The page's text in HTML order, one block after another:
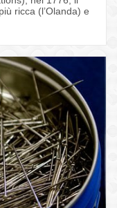
ricca (l’Olanda) e